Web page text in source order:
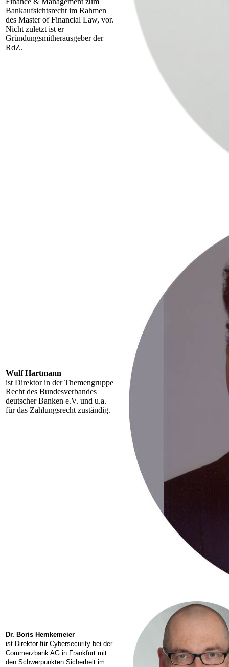
Bankaufsichtsrecht im Rahmen
des Master of Financial Law, vor.
Nicht zuletzt ist er
Gründungsmitherausgeber der
RdZ.
Wulf Hartmann
ist Direktor in der Themengruppe
Recht des Bundesverbandes
deutscher Banken e.V. und u.a.
für das Zahlungsrecht zuständig.
Dr. Boris Hemkemeier
ist Direktor für Cybersecurity bei der
Commerzbank AG in Frankfurt mit
den Schwerpunkten Sicherheit im